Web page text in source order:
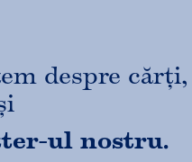
despre
ul nostru.